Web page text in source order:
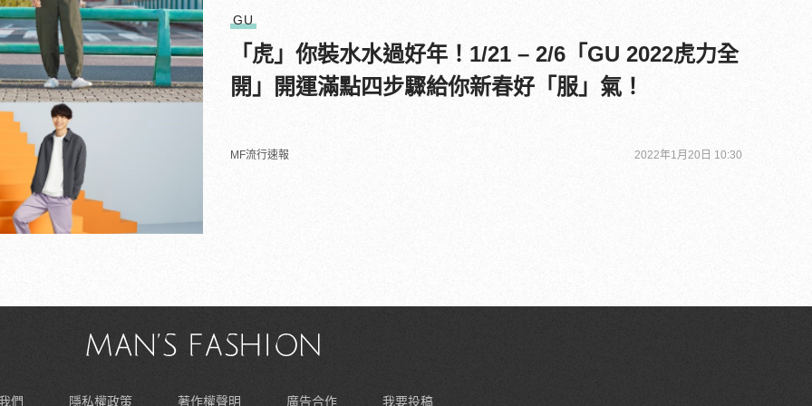
GU
「虎」你裝水水過好年！1/21 – 2/6「GU 2022虎力全
開」開運滿點四步驟給你新春好「服」氣！
MF流行速報 2022年1月20日 10:30
們 隱私權政策 著作權聲明 廣告合作 我要投稿